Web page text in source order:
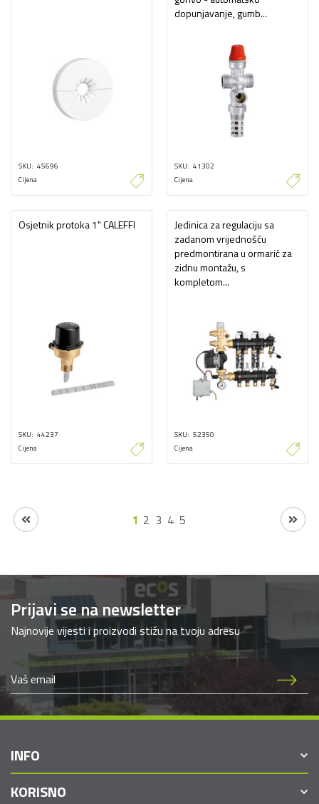
SKU 45696
Cijena
dopunjavanje, gumb...
SKU 41302
Cijena
Osjetnik protoka 1" CALEFFI
SKU 44237
Cijena
Jedinica za regulaciju sa
zadanom vrijednošću
predmontirana u ormarić za
zidnu montažu, s
kompletom...
SKU 52350
Cijena
1 2 3 4 5
Prijavi se na newsletter
Najnovije vijesti i proizvodi stižu na tvoju adresu
INFO
KORISNO